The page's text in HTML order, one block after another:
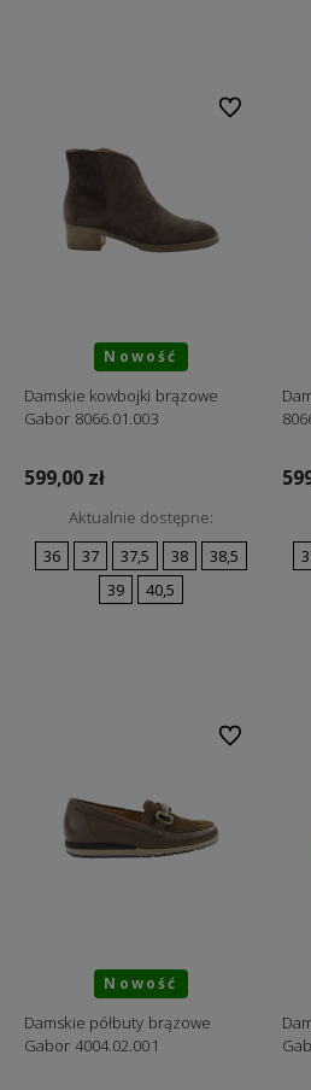
Nowość
Damskie kowbojki brązowe
Gabor 8066.01.003
599,00 zł
Aktualnie dostępne:
36
37 37,5 38
38,5
39
40,5
Do ulubionych
Nowość
Damskie półbuty brązowe
Gabor 4004.02.001
Do ulubionych